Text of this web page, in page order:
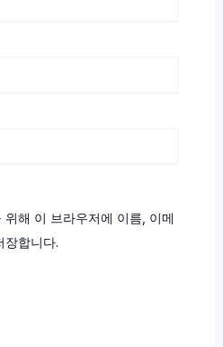
위해 이 브라우저에 이름, 이메
장합니다.